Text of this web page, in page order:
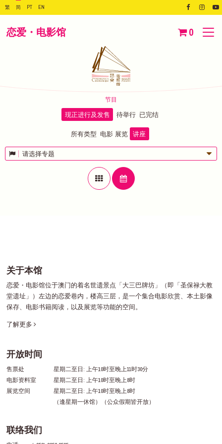
繁 简 PT EN
恋爱・电影馆 0
节目
现正进行及发售 待举行 已完结
所有类型 电影 展览 讲座
请选择专题
关于本馆
恋爱・电影馆位于澳门的着名世遗景点「大三巴牌坊」（即「圣保禄大教
堂遗址」）左边的恋爱巷内，楼高三层，是一个集合电影欣赏、本土影像
保存、电影书籍阅读，以及展览等功能的空间。
了解更多
开放时间
售票处
星期二至日: 上午10时至晚上11时30分
电影资料室
星期二至日: 上午10时至晚上8时
展览空间
星期二至日: 上午10时至晚上8时
（逢星期一休馆）（公众假期皆开放）
联络我们